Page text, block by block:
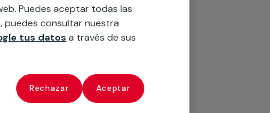
Puedes aceptar todas las
puedes consultar nuestra
tus datos a través de sus
Rechazar Aceptar